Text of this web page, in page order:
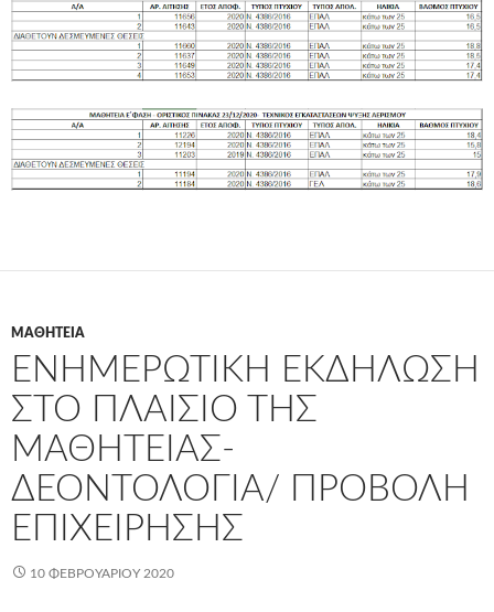
ΜΑΘΗΤΕΊΑ
ΕΝΗΜΕΡΩΤΙΚΉ ΕΚΔΉΛΩΣΗ
ΣΤΟ ΠΛΑΊΣΙΟ ΤΗΣ
ΜΑΘΗΤΕΊΑΣ-
ΔΕΟΝΤΟΛΟΓΊΑ/ ΠΡΟΒΟΛΉ
ΕΠΙΧΕΊΡΗΣΗΣ
10 ΦΕΒΡΟΥΑΡΊΟΥ 2020